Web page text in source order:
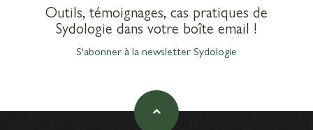
Outils, témoignages, cas pratiques de
Sydologie dans votre boîte email !
S'abonner à la newsletter Sydologie